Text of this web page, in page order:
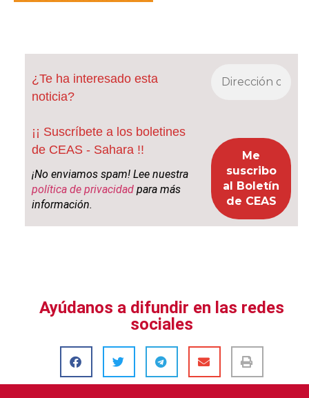
¿Te ha interesado esta
noticia?
¡¡ Suscríbete a los boletines
de CEAS - Sahara !!
¡No enviamos spam! Lee nuestra
política de privacidad para más
información.
Ayúdanos a difundir en las redes
sociales